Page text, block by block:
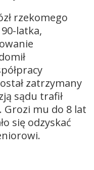
rzekomego
latka,
zatrzymany
sądu trafił
Grozi mu do 8 lat
się odzyskać